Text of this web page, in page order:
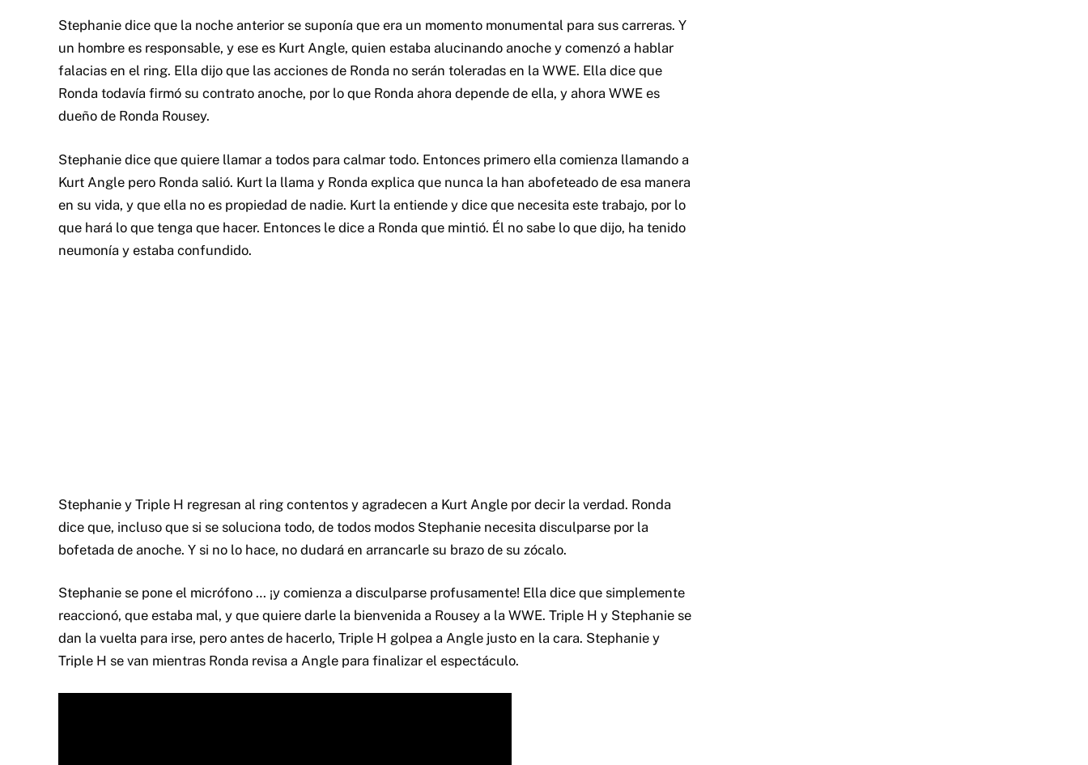
Stephanie dice que la noche anterior se suponía que era un momento monumental para sus carreras. Y
un hombre es responsable, y ese es Kurt Angle, quien estaba alucinando anoche y comenzó a hablar
falacias en el ring. Ella dijo que las acciones de Ronda no serán toleradas en la WWE. Ella dice que
Ronda todavía firmó su contrato anoche, por lo que Ronda ahora depende de ella, y ahora WWE es
dueño de Ronda Rousey.
Stephanie dice que quiere llamar a todos para calmar todo. Entonces primero ella comienza llamando a
Kurt Angle pero Ronda salió. Kurt la llama y Ronda explica que nunca la han abofeteado de esa manera
en su vida, y que ella no es propiedad de nadie. Kurt la entiende y dice que necesita este trabajo, por lo
que hará lo que tenga que hacer. Entonces le dice a Ronda que mintió. Él no sabe lo que dijo, ha tenido
neumonía y estaba confundido.
Stephanie y Triple H regresan al ring contentos y agradecen a Kurt Angle por decir la verdad. Ronda
dice que, incluso que si se soluciona todo, de todos modos Stephanie necesita disculparse por la
bofetada de anoche. Y si no lo hace, no dudará en arrancarle su brazo de su zócalo.
Stephanie se pone el micrófono … ¡y comienza a disculparse profusamente! Ella dice que simplemente
reaccionó, que estaba mal, y que quiere darle la bienvenida a Rousey a la WWE. Triple H y Stephanie se
dan la vuelta para irse, pero antes de hacerlo, Triple H golpea a Angle justo en la cara. Stephanie y
Triple H se van mientras Ronda revisa a Angle para finalizar el espectáculo.